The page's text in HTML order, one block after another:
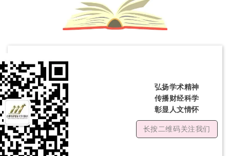
弘扬学术精神
传播财经科学
彰显人文情怀
长按二维码关注我们